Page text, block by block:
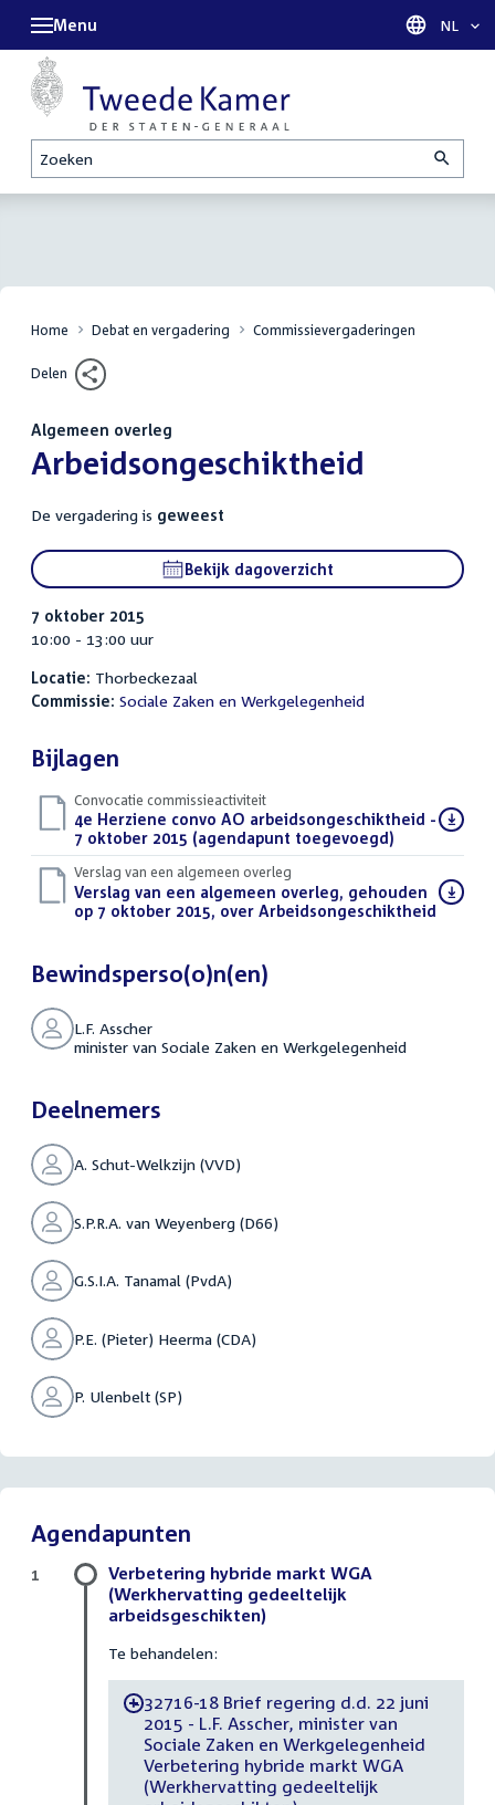
Zoeken
Menu Taal
NL
Home Debat en vergadering Commissievergaderingen
Delen
Algemeen overleg
Arbeidsongeschiktheid
De vergadering is geweest
Bekijk dagoverzicht
7 oktober 2015
10:00 - 13:00 uur
Locatie: Thorbeckezaal
Commissie: Sociale Zaken en Werkgelegenheid
Bijlagen
Convocatie commissieactiviteit
Download
bestand:
4e Herziene convo AO arbeidsongeschiktheid -
7 oktober 2015 (agendapunt toegevoegd)
Verslag van een algemeen overleg
Download
bestand:
Verslag van een algemeen overleg, gehouden
op 7 oktober 2015, over Arbeidsongeschiktheid (PDF)
Bewindsperso(o)n(en)
L.F. Asscher
minister van Sociale Zaken en Werkgelegenheid
Deelnemers
A. Schut-Welkzijn (VVD)
S.P.R.A. van Weyenberg (D66)
G.S.I.A. Tanamal (PvdA)
P.E. (Pieter) Heerma (CDA)
P. Ulenbelt (SP)
Agendapunten
Verbetering hybride markt WGA
(Werkhervatting gedeeltelijk
arbeidsgeschikten)
Te behandelen:
-32716-18 Brief regering d.d. 22 juni
2015 - L.F. Asscher, minister van
Sociale Zaken en Werkgelegenheid
Verbetering hybride markt WGA
(Werkhervatting gedeeltelijk
1